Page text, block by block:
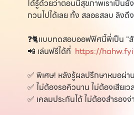
ได้รู้ด้วยว่าตอนนี้สุขภาพเราเป็นยั
กวนไปได้เลย ทั้ง สลอธสลบ ลิงดึ
❓🐈แบบทดสอบออฟฟิศนี้พี่เป็น "สั
📲 เล่นฟรีได้ที่ https://
✅ พิเศษ! หลังรู้ผลปรึกษาหมอผ่
✅ ไม่ต้องรอคิวนาน ไม่ต้องเสียเ
✅ เคลมประกันได้ ไม่ต้องสำรองจ่